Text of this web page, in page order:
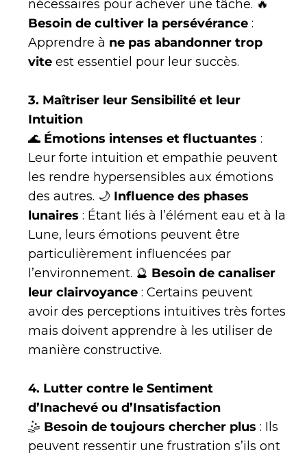
nécessaires pour achever une tâche. 🔥
Besoin de cultiver la persévérance :
Apprendre à ne pas abandonner trop
vite est essentiel pour leur succès.
3. Maîtriser leur Sensibilité et leur
Intuition
🌊 Émotions intenses et fluctuantes :
Leur forte intuition et empathie peuvent
les rendre hypersensibles aux émotions
des autres. 🌙 Influence des phases
lunaires : Étant liés à l’élément eau et à la
Lune, leurs émotions peuvent être
particulièrement influencées par
l’environnement. 🔮 Besoin de canaliser
leur clairvoyance : Certains peuvent
avoir des perceptions intuitives très fortes
mais doivent apprendre à les utiliser de
manière constructive.
4. Lutter contre le Sentiment
d’Inachevé ou d’Insatisfaction
🤹 Besoin de toujours chercher plus : Ils
peuvent ressentir une frustration s’ils ont